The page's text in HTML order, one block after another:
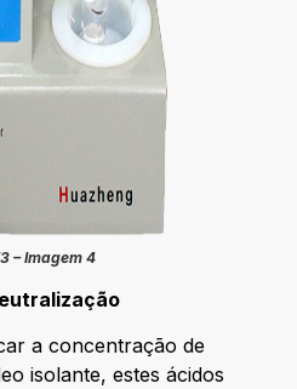
– Imagem 4
a concentração de
isolante, estes ácidos